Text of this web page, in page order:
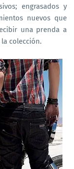
engrasados y
nuevos que
una prenda a
colección.